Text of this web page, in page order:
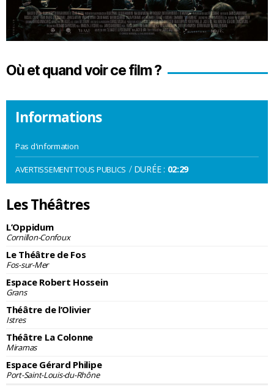
Informations
Pas d'information
AVERTISSEMENT TOUS PUBLICS / DURÉE : 02:29
Les Théâtres
L’Oppidum
Cornillon-Confoux
Le Théâtre de Fos
Fos-sur-Mer
Espace Robert Hossein
Grans
Théâtre de l’Olivier
Istres
Théâtre La Colonne
Miramas
Espace Gérard Philipe
Port-Saint-Louis-du-Rhône
Où et quand voir ce film ?